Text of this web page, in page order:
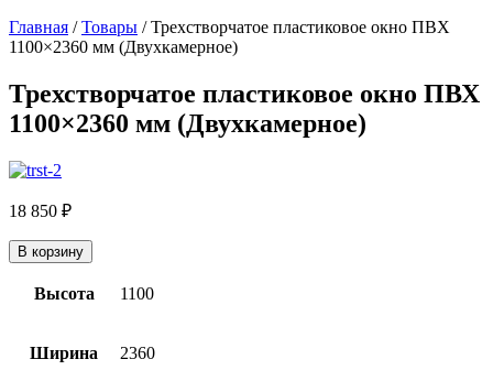
Главная /Товары /Трехстворчатое пластиковое окно ПВХ
1100×2360 мм (Двухкамерное)
Трехстворчатое пластиковое окно ПВХ
1100×2360 мм (Двухкамерное)
18 850 ₽
В корзину
Высота 1100
Ширина 2360